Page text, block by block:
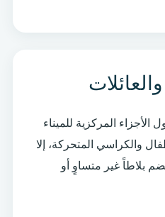
المركزية للميناء
والكراسي المتحركة، إلا
بلاطاً غير متساوٍ أو